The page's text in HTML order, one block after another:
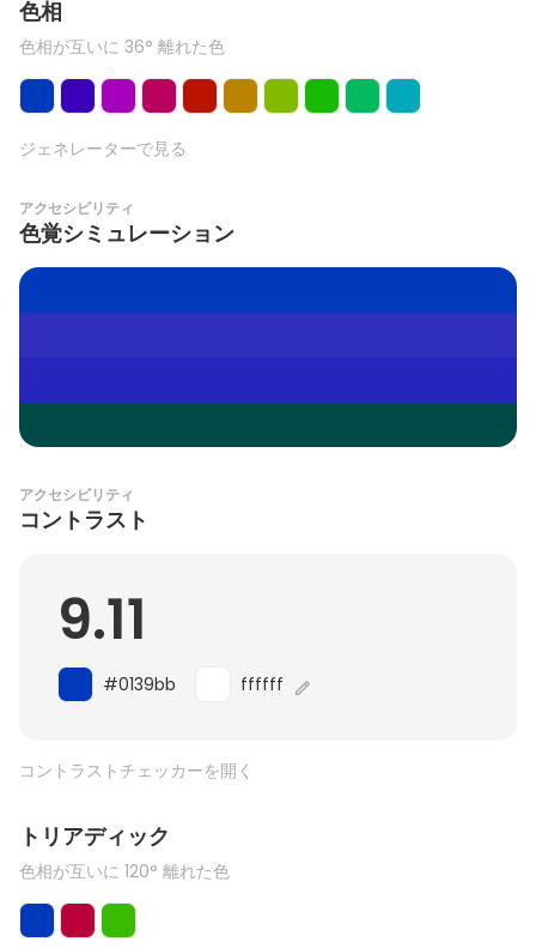
色相
色相が互いに 36° 離れた色
ジェネレーターで見る
アクセシビリティ
色覚シミュレーション
アクセシビリティ
コントラスト
9.11
#0139bb ffffff
コントラストチェッカーを開く
トリアディック
色相が互いに 120° 離れた色